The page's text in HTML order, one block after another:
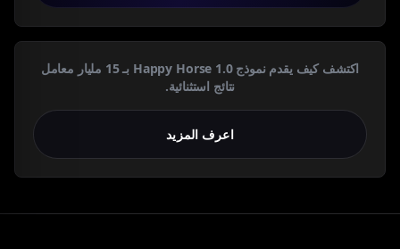
اكتشف كيف يقدم نموذج Happy Horse 1.0 بـ 15 مليار معامل
نتائج استثنائية.
اعرف المزيد